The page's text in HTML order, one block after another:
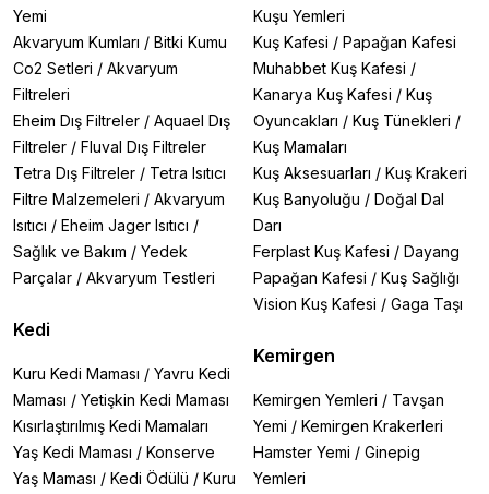
Yemi
Akvaryum Kumları / Bitki Kumu
Co2 Setleri / Akvaryum
Filtreleri
Eheim Dış Filtreler / Aquael Dış
Filtreler / Fluval Dış Filtreler
Tetra Dış Filtreler / Tetra Isıtıcı
Filtre Malzemeleri / Akvaryum
Isıtıcı / Eheim Jager Isıtıcı /
Sağlık ve Bakım / Yedek
Parçalar / Akvaryum Testleri
Kedi
Kuru Kedi Maması / Yavru Kedi
Maması / Yetişkin Kedi Maması
Kısırlaştırılmış Kedi Mamaları
Yaş Kedi Maması / Konserve
Yaş Maması / Kedi Ödülü / Kuru
Kuşu Yemleri
Kuş Kafesi / Papağan Kafesi
Muhabbet Kuş Kafesi /
Kanarya Kuş Kafesi / Kuş
Oyuncakları / Kuş Tünekleri /
Kuş Mamaları
Kuş Aksesuarları / Kuş Krakeri
Kuş Banyoluğu / Doğal Dal
Darı
Ferplast Kuş Kafesi / Dayang
Papağan Kafesi / Kuş Sağlığı
Vision Kuş Kafesi / Gaga Taşı
Kemirgen
Kemirgen Yemleri / Tavşan
Yemi / Kemirgen Krakerleri
Hamster Yemi / Ginepig
Yemleri